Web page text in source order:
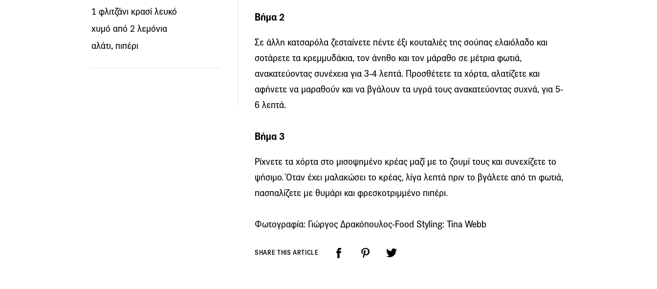
1 φλιτζάνι κρασί λευκό
χυμό από 2 λεμόνια
αλάτι, πιπέρι
Βήμα 2
Σε άλλη κατσαρόλα ζεσταίνετε πέντε έξι κουταλιές της σούπας ελαιόλαδο και
σοτάρετε τα κρεμμυδάκια, τον άνηθο και τον μάραθο σε μέτρια φωτιά,
ανακατεύοντας συνέχεια για 3-4 λεπτά. Προσθέτετε τα χόρτα, αλατίζετε και
αφήνετε να μαραθούν και να βγάλουν τα υγρά τους ανακατεύοντας συχνά, για 5-
6 λεπτά.
Βήμα 3
Ρίχνετε τα χόρτα στο μισοψημένο κρέας μαζί με το ζουμί τους και συνεχίζετε το
ψήσιμο. Όταν έχει μαλακώσει το κρέας, λίγα λεπτά πριν το βγάλετε από τη φωτιά,
πασπαλίζετε με θυμάρι και φρεσκοτριμμένο πιπέρι.
Φωτογραφία: Γιώργος Δρακόπουλος-Food Styling: Tina Webb
SHARE THIS ARTICLE